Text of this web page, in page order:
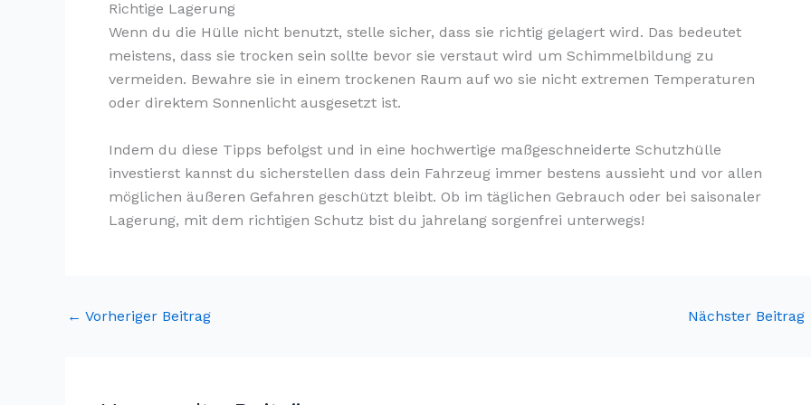
Richtige Lagerung
Wenn du die Hülle nicht benutzt, stelle sicher, dass sie richtig gelagert wird. Das bedeutet
meistens, dass sie trocken sein sollte bevor sie verstaut wird um Schimmelbildung zu
vermeiden. Bewahre sie in einem trockenen Raum auf wo sie nicht extremen Temperaturen
oder direktem Sonnenlicht ausgesetzt ist.
Indem du diese Tipps befolgst und in eine hochwertige maßgeschneiderte Schutzhülle
investierst kannst du sicherstellen dass dein Fahrzeug immer bestens aussieht und vor allen
möglichen äußeren Gefahren geschützt bleibt. Ob im täglichen Gebrauch oder bei saisonaler
Lagerung, mit dem richtigen Schutz bist du jahrelang sorgenfrei unterwegs!
← Vorheriger Beitrag Nächster Beitrag